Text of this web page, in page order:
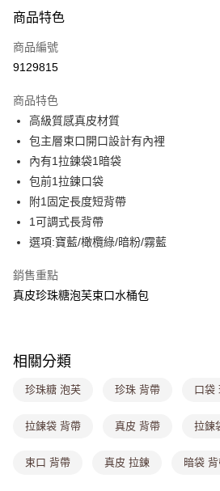
信用卡一次付款
超商取貨付款
Apple Pay
街口支付
悠遊付
Google Pay
大哥付你分期
【大哥付你分期使用說明】
1.本服務由台灣大哥大提供，台灣大哥大用戶
2.付款方式選擇「大哥付你分期」，訂單成立
4.訂單成立30分鐘內，如未前往確認交易或遇
法說明評估內容。
1.分期款項不併入電信帳單，「大哥付你分期
醒簡訊。
帳／街口支付／iPASS MONEY」等通路繳費。
全家取貨付款
每筆NT$80，滿NT$1,000(含以上)免運費
萊爾富取貨付款
商品特色
商品編號
9129815
商品特色
高級質感真皮材質
包主層束口開口設計有內裡
內有1拉鍊袋1暗袋
包前1拉鍊口袋
附1固定長度短背帶
1可調式長背帶
選項:寶藍/橄欖綠/暗粉/霧藍
銷售重點
真皮珍珠糖泡芙束口水桶包
相關分類
珍珠糖 泡芙 珍珠 背帶 口袋
拉鍊袋 背帶 真皮 背帶 拉鍊
束口 背帶 真皮 拉鍊 暗袋